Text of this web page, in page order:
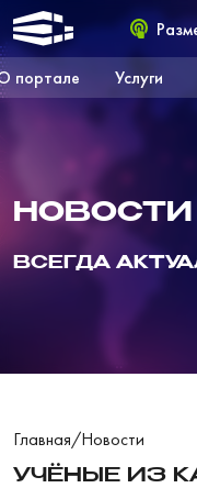
портале Услуги
НОВОСТИ
ВСЕГДА
Главная/Новости
УЧЁНЫЕ ИЗ